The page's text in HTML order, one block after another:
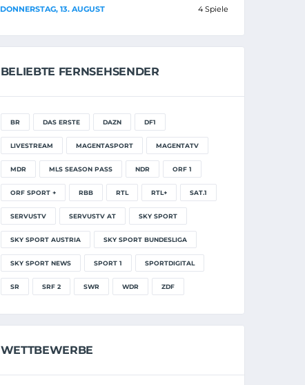
DONNERSTAG, 13. AUGUST 4 Spiele
BELIEBTE FERNSEHSENDER
BR DAS ERSTE DAZN DF1
LIVESTREAM MAGENTASPORT MAGENTATV
MDR MLS SEASON PASS NDR ORF 1
ORF SPORT + RBB RTL RTL+ SAT.1
SERVUSTV SERVUSTV AT SKY SPORT
SKY SPORT AUSTRIA SKY SPORT BUNDESLIGA
SKY SPORT NEWS SPORT 1 SPORTDIGITAL
SR SRF 2 SWR WDR ZDF
WETTBEWERBE